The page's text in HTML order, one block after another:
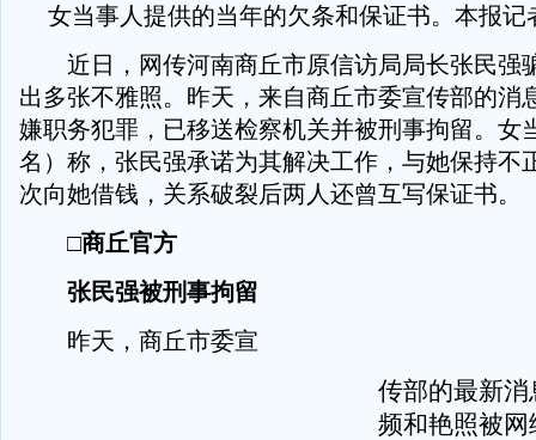
女当事人提供的当年的欠条和保证书。本报记
近日，网传河南商丘市原信访局局长张民强
出多张不雅照。昨天，来自商丘市委宣传部的消
嫌职务犯罪，已移送检察机关并被刑事拘留。女
名）称，张民强承诺为其解决工作，与她保持不
次向她借钱，关系破裂后两人还曾互写保证书。
□商丘官方
张民强被刑事拘留
昨天，商丘市委宣
传部的最新
频和艳照被